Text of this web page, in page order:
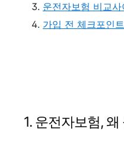
운전자보험 비교
가입 전 체크포인
1. 운전자보험,